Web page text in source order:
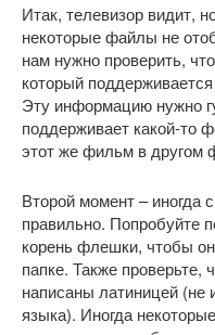
Итак, телевизор видит,
некоторые файлы не
нам нужно проверить,
который
Эту информацию нужно
поддерживает какой-то
этот же фильм в другом
Второй момент – иногда
правильно. Попробуйте
корень флешки, чтобы
папке. Также
написаны латиницей (не
языка). Иногда